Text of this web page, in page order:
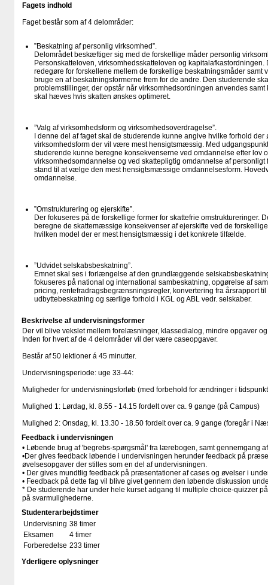
Fagets indhold
Faget består som af 4 delområder:
”Beskatning af personlig virksomhed”.
Delområdet beskæftiger sig med de forskellige måder personlig
Personskatteloven, virksomhedsskatteloven og
redegøre for forskellene mellem de forskellige beskatningsmåder samt
bruge en af beskatningsformerne frem for de andre. Den studerende
problemstillinger, der opstår når virksomhedsordningen anvendes
skal hæves hvis skatten ønskes optimeret.
”Valg af virksomhedsform og virksomhedsoverdragelse”.
I denne del af faget skal de studerende kunne angive hvilke forhold
virksomhedsform der vil være mest hensigtsmæssig. Med
studerende kunne beregne konsekvenserne ved omdannelse efter lov
virksomhedsomdannelse og ved skattepligtig omdannelse af
stand til at vælge den mest hensigtsmæssige omdannelsesform.
omdannelse.
”Omstrukturering og ejerskifte”.
Der fokuseres på de forskellige former for skattefrie omstruktureringer.
beregne de skattemæssige konsekvenser af ejerskifte ved de
hvilken model der er mest hensigtsmæssig i det konkrete tilfælde.
”Udvidet selskabsbeskatning”.
Emnet skal ses i forlængelse af den grundlæggende
fokuseres på national og international sambeskatning, opgørelse af
pricing, rentefradragsbegrænsningsregler, konvertering fra årsrapport
udbyttebeskatning og særlige forhold i KGL og ABL vedr. selskaber.
Beskrivelse af undervisningsformer
Der vil blive vekslet mellem forelæsninger, klassedialog, mindre opgaver
Inden for hvert af de 4 delområder vil der være caseopgaver.
Består af 50 lektioner á 45 minutter.
Undervisningsperiode: uge 33-44:
Muligheder for undervisningsforløb (med forbehold for ændringer i
Mulighed 1: Lørdag, kl. 8.55 - 14.15 fordelt over ca. 9 gange (på Campus)
Mulighed 2: Onsdag, kl. 13.30 - 18.50 fordelt over ca. 9 gange (foregår i
Feedback i undervisningen
• Løbende brug af 'begrebs-spørgsmål' fra lærebogen, samt gennemgang
•Der gives feedback løbende i undervisningen herunder feedback på
øvelsesopgaver der stilles som en del af undervisningen.
• Der gives mundtlig feedback på præsentationer af cases og øvelser i
• Feedback på dette fag vil blive givet gennem den løbende diskussion
* De studerende har under hele kurset adgang til multiple choice-quizzer
på svarmulighederne.
Studenterarbejdstimer
Undervisning 38 timer
Eksamen
4 timer
Forberedelse 233 timer
Yderligere oplysninger